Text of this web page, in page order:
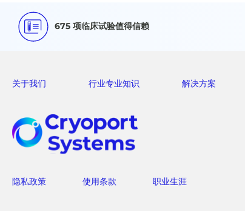
675 项临床试验值得信赖
关于我们 行业专业知识 解决方案
隐私政策 使用条款 职业生涯